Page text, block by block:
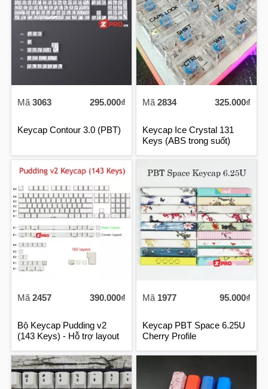
Mã 3063 295.000₫
Keycap Contour 3.0 (PBT)
Mã 2834 325.000₫
Keycap Ice Crystal 131
Keys (ABS trong suốt)
Mã 2457 390.000₫
Bộ Keycap Pudding v2
(143 Keys) - Hỗ trợ layout
Mã 1977 95.000₫
Keycap PBT Space 6.25U
Cherry Profile